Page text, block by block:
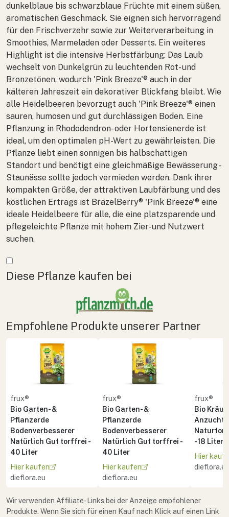
dunkelblaue bis schwarzblaue Früchte mit einem süßen,
aromatischen Geschmack. Sie eignen sich hervorragend
für den Frischverzehr sowie zur Weiterverarbeitung in
Smoothies, Marmeladen oder Desserts. Ein weiteres
Highlight ist die intensive Herbstfärbung: Das Laub
wechselt von Dunkelgrün zu leuchtenden Rot- und
Bronzetönen, wodurch 'Pink Breeze'® auch in der
kälteren Jahreszeit ein dekorativer Blickfang bleibt. Wie
alle Heidelbeeren bevorzugt auch 'Pink Breeze'® einen
sauren, humosen und gut durchlässigen Boden. Eine
Pflanzung in Rhododendron- oder Hortensienerde ist
ideal, um den optimalen pH-Wert zu gewährleisten. Die
Pflanze liebt einen sonnigen bis halbschattigen
Standort und benötigt eine gleichmäßige Bewässerung -
Staunässe sollte jedoch vermieden werden. Dank ihrer
kompakten Größe, der attraktiven Laubfärbung und des
köstlichen Ertrags ist BrazelBerry® 'Pink Breeze'® eine
ideale Heidelbeere für alle, die eine platzsparende und
pflegeleichte Pflanze mit hohem Zier- und Nutzwert
suchen.
Mehr anzeigen
Diese Pflanze kaufen bei
Empfohlene Produkte unserer Partner
frux®
Bio Garten- &
Pflanzerde
Bodenverbesserer
Natürlich Gut torffrei -
40 Liter
Hier kaufen
dieflora.eu
frux®
Bio Garten- &
Pflanzerde
Bodenverbesserer
Natürlich Gut torffrei -
40 Liter
Hier kaufen
dieflora.eu
frux®
Bio
Naturton
- 18 Liter
Hier
dieflora.eu
Wir verwenden Affiliate-Links bei der Anzeige empfohlener
Produkte. Wenn Sie sich für einen Kauf nach Klick auf einen Link